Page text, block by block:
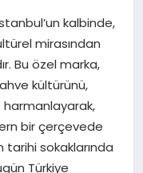
kalbinde,
mirasından
Bu özel marka,
kültürünü,
bir çerçevede
tarihi sokaklarında
Türkiye